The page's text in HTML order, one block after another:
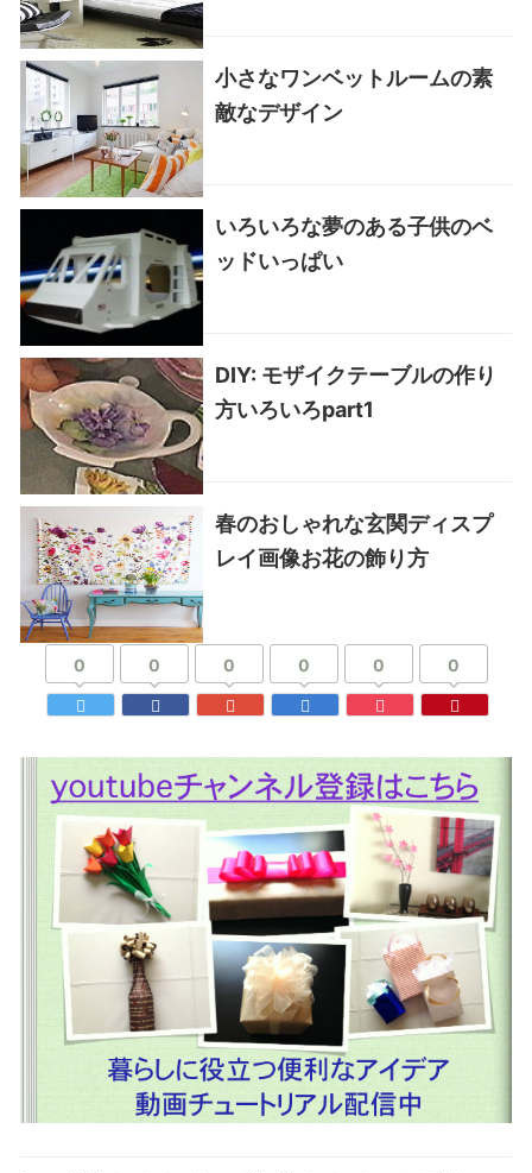
小さなワンベットルームの素
敵なデザイン
いろいろな夢のある子供のベ
ッドいっぱい
DIY: モザイクテーブルの作り
方いろいろpart1
春のおしゃれな玄関ディスプ
レイ画像お花の飾り方
0 0 0 0 0 0